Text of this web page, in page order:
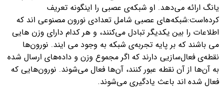
یانگ ارائه می‌دهد. او شبکه‌ی عصبی را اینگونه تعریف
کرده‌است:شبکه‌های عصبی شامل تعدادی نورون مصنوعی اند که
اطلاعات را بین یکدیگر تبادل می‌کنند، و هر کدام دارای وزن هایی
می باشند که بر پایه تجربه‌ی شبکه به وجود می ایند. نورون‌ها
نقطه‌ی فعال‌سازیی دارند که اگر مجموع وزن و داده‌های ارسال شده
به آن‌ها از آن نقطه عبور کنند، آن‌ها فعال می‌شوند. نورون‌هایی که
فعال شده اند باعث یادگیری می‌شوند.